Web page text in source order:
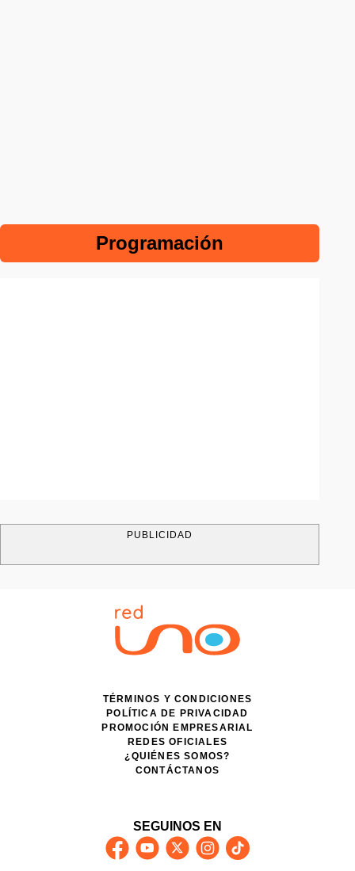
Programación
PUBLICIDAD
TÉRMINOS Y CONDICIONES
POLÍTICA DE PRIVACIDAD
PROMOCIÓN EMPRESARIAL
REDES OFICIALES
¿QUIÉNES SOMOS?
CONTÁCTANOS
SEGUINOS EN